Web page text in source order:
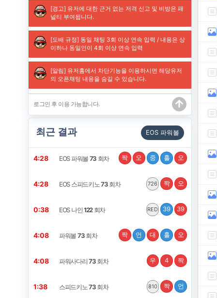
최근 결과 EOS 파워볼
4:28 EOS 파워볼73 회차 짝 오 중 홀 오
4:28 EOS 스피드키노73회차 726 짝 오
0:38 EOS 나인122회차 RED 39 39
4:08 파워볼73회차 짝 언 대 홀 오
4:08 파워사다리73회차 우 4 짝
1:38 스피드키노73회차 810 짝 언